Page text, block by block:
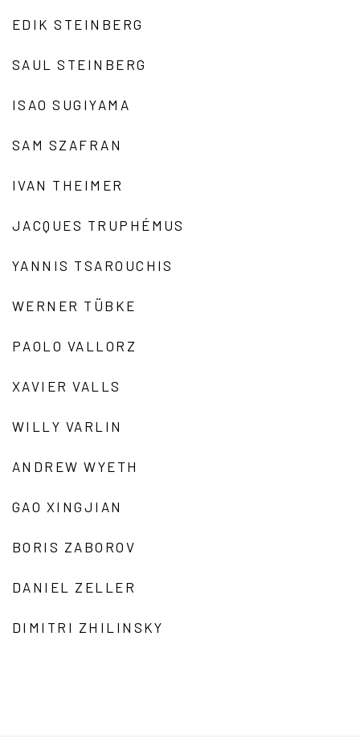
EDIK STEINBERG
SAUL STEINBERG
ISAO SUGIYAMA
SAM SZAFRAN
IVAN THEIMER
JACQUES TRUPHÉMUS
YANNIS TSAROUCHIS
WERNER TÜBKE
PAOLO VALLORZ
XAVIER VALLS
WILLY VARLIN
ANDREW WYETH
GAO XINGJIAN
BORIS ZABOROV
DANIEL ZELLER
DIMITRI ZHILINSKY